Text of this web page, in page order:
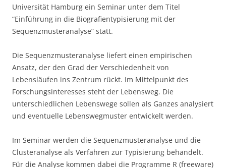
Universität Hamburg ein Seminar unter dem Titel
“Einführung in die Biografientypisierung mit der
Sequenzmusteranalyse” statt.
Die Sequenzmusteranalyse liefert einen empirischen
Ansatz, der den Grad der Verschiedenheit von
Lebensläufen ins Zentrum rückt. Im Mittelpunkt des
Forschungsinteresses steht der Lebensweg. Die
unterschiedlichen Lebenswege sollen als Ganzes analysiert
und eventuelle Lebenswegmuster entwickelt werden.
Im Seminar werden die Sequenzmusteranalyse und die
Clusteranalyse als Verfahren zur Typisierung behandelt.
Für die Analyse kommen dabei die Programme R (freeware)